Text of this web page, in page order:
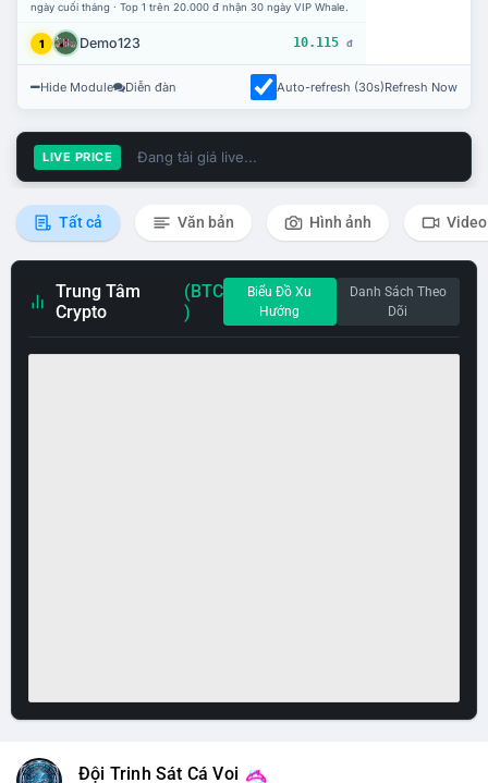
ngày cuối tháng · Top 1 trên 20.000 đ nhận 30 ngày VIP Whale.
1 Demo123 10.115 đ
Hide Module Diễn đàn Auto-refresh (30s)Refresh Now
LIVE PRICE Đang tải giá live...
Tất cả Văn bản Hình ảnh Video
Trung Tâm
Crypto
(BTC
)
Biểu Đồ Xu
Hướng
Danh Sách Theo
Dõi
Đội Trinh Sát Cá Voi